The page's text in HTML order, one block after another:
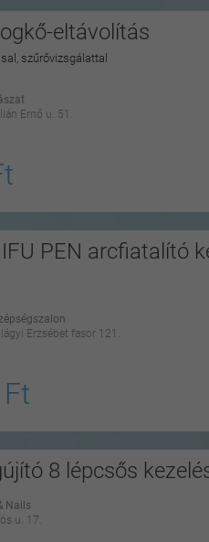
eltávolítás
szűrővizsgálattal
Ernő u. 51.
PEN arcfiatalító
Erzsébet fasor 121.
8 lépcsős
Nails
u. 17.